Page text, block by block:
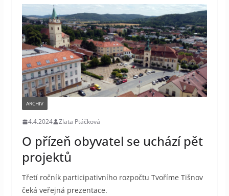
ARCHIV
4.4.2024 Zlata Ptáčková
O přízeň obyvatel se uchází pět
projektů
Třetí ročník participativního rozpočtu Tvoříme Tišnov
čeká veřejná prezentace.